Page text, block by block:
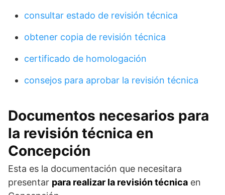
consultar estado de revisión técnica
obtener copia de revisión técnica
certificado de homologación
consejos para aprobar la revisión técnica
Documentos necesarios para
la revisión técnica en
Concepción
Esta es la documentación que necesitara
presentar para realizar la revisión técnica en